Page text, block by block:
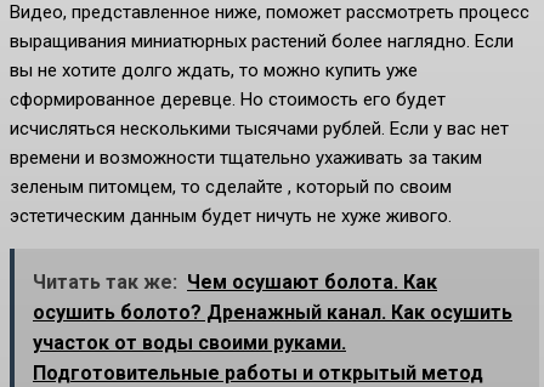
Видео, представленное ниже, поможет рассмотреть процесс
выращивания миниатюрных растений более наглядно. Если
вы не хотите долго ждать, то можно купить уже
сформированное деревце. Но стоимость его будет
исчисляться несколькими тысячами рублей. Если у вас нет
времени и возможности тщательно ухаживать за таким
зеленым питомцем, то сделайте , который по своим
эстетическим данным будет ничуть не хуже живого.
Читать так же: Чем осушают болота. Как
осушить болото? Дренажный канал. Как осушить
участок от воды своими руками.
Подготовительные работы и открытый метод